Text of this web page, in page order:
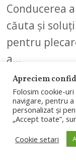
Conducerea
căuta și
pentru
a…
Apreciem
Folosim cookie-
navigare, pentru
personalizat și
„Accept toate”,
Cookie setari